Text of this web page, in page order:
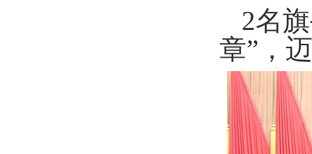
2名
章”，